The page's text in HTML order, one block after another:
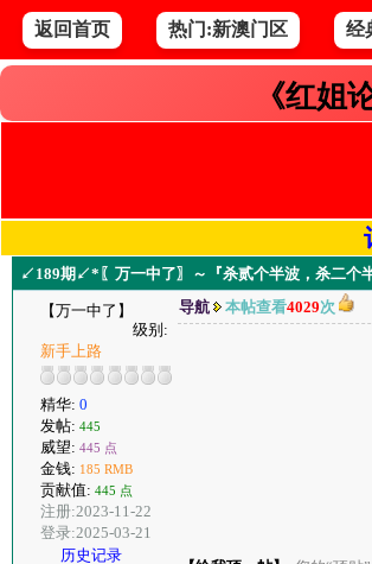
返回首页 热门:新澳门区 经
《红姐
↙189期↙*〖万一中了〗～『杀贰个半波，杀二个
【万一中了】
级别:
新手上路
精华: 0
发帖: 445
威望: 445 点
金钱: 185 RMB
贡献值: 445 点
注册:2023-11-22
登录:2025-03-21
历史记录
导航 本帖查看4029次